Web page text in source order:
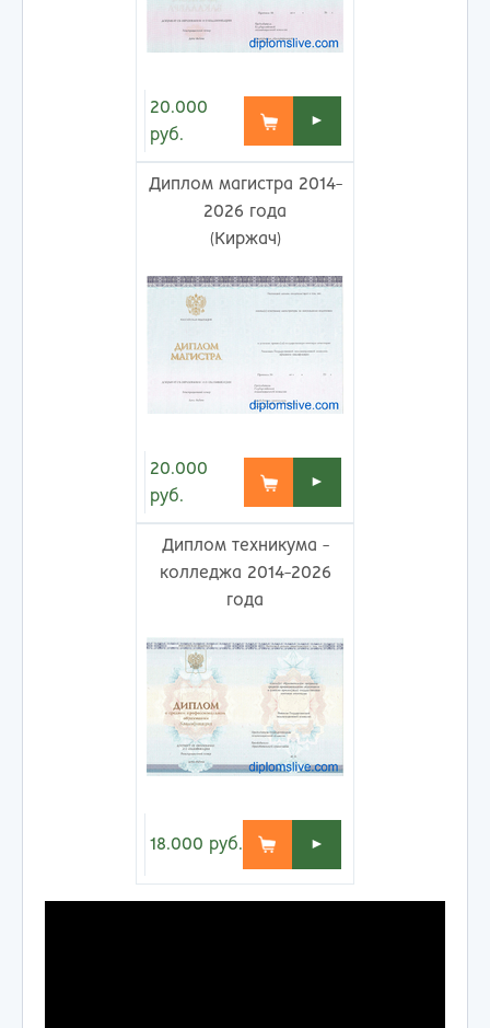
20.000
руб.
►
Диплом магистра 2014-
2026 года
(Киржач)
20.000
руб.
►
Диплом техникума -
колледжа 2014-2026
года
18.000 руб. ►